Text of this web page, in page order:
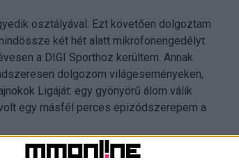
osztályával. Ezt követően dolgoztam
két hét alatt mikrofonengedélyt
a DIGI Sporthoz kerültem. Annak
dolgozom világeseményeken,
Ligáját: egy gyönyörű álom válik
egy másfél perces epizódszerepem a